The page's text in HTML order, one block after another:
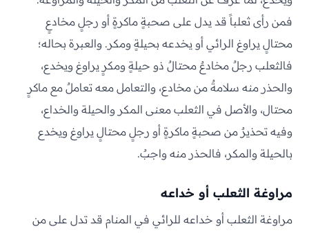
فمن رأى ثعلباً قد يدل على صحبةٍ ماكرةٍ أو رجلٍ مخادعٍ
محتالٍ يراوغ الرائي أو يخدعه بحيلةٍ ومكر. والعبرة بحاله؛
فالثعلب رجلٌ مخادعٌ محتالٌ ذو حيلةٍ ومكرٍ يراوغ ويخدع،
والحذر منه سلامةٌ من مخادع، والتعامل معه تعاملٌ مع ماكرٍ
محتال، والأصل في الثعلب معنى المكر والحيلة والخداع،
وفيه تحذيرٌ من صحبةٍ ماكرةٍ أو رجلٍ محتالٍ يراوغ ويخدع
بالحيلة والمكر، فالحذر منه واجبٌ.
مراوغة الثعلب أو خداعه
مراوغة الثعلب أو خداعه للرائي في المنام قد تدل على من